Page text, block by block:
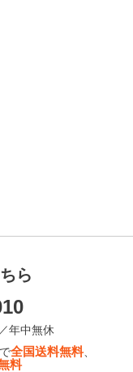
ら
年中無休
全国送料無料、
料